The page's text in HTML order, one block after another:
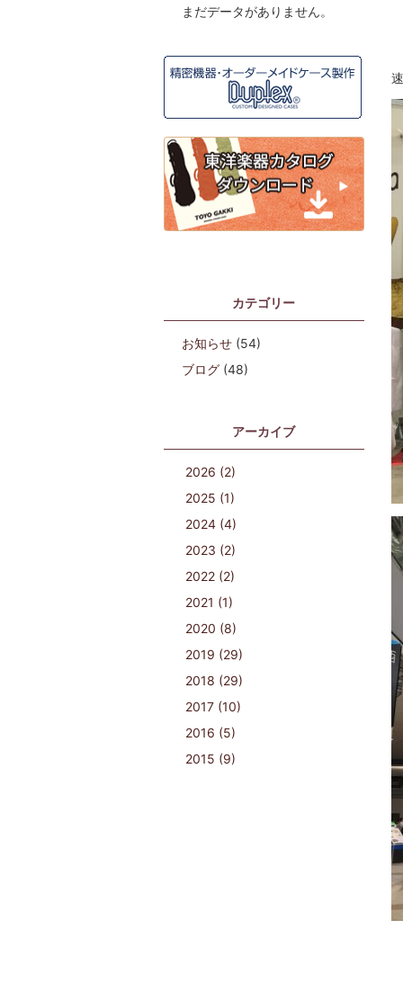
まだデータがありません。
カテゴリー
お知らせ (54)
ブログ (48)
アーカイブ
2026 (2)
2025 (1)
2024 (4)
2023 (2)
2022 (2)
2021 (1)
2020 (8)
2019 (29)
2018 (29)
2017 (10)
2016 (5)
2015 (9)